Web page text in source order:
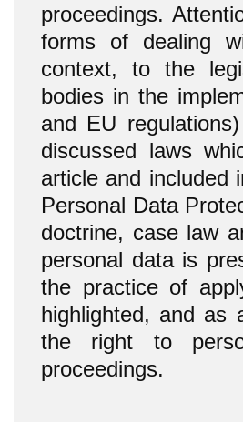
proceedings.
forms of dealing
context, to the
bodies in the
and EU
discussed laws
article and included
Personal Data
doctrine, case law
personal data is
the practice of
highlighted, and as
the right to
proceedings.